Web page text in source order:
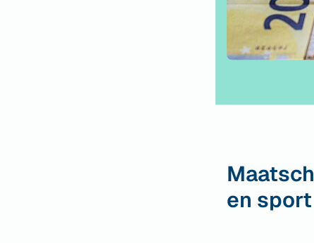
en sport